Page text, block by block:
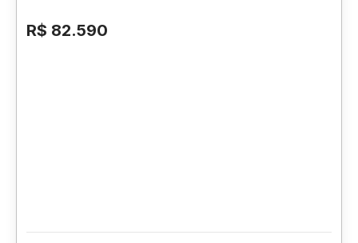
R$ 82.590